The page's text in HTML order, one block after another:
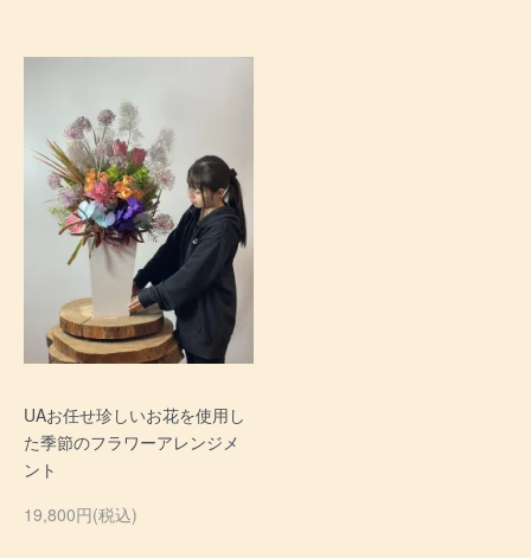
UAお任せ珍しいお花を使用し
た季節のフラワーアレンジメ
ント
19,800円(税込)